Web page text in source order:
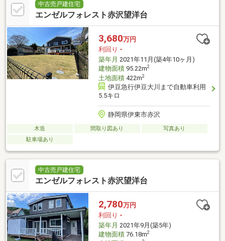
中古売戸建住宅
エンゼルフォレスト赤沢望洋台
3,680万円
利回り -
築年月 2021年11月(築4年10ヶ月)
建物面積95.22m2
土地面積422m2
伊豆急行伊豆大川まで自動車利用
5.5キロ
静岡県伊東市赤沢
木造 間取り図あり
写真あり
駐車場あり
中古売戸建住宅
エンゼルフォレスト赤沢望洋台
2,780万円
利回り -
築年月 2021年9月(築5年)
建物面積76.18m2